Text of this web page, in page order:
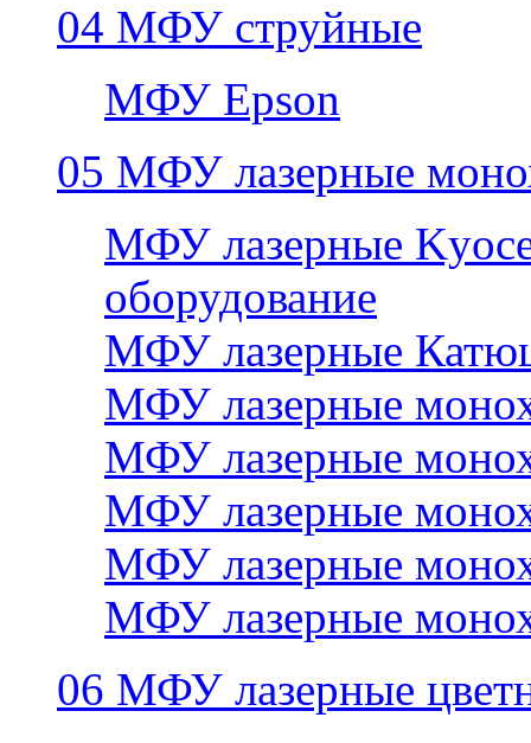
04 МФУ струйные
МФУ Epson
05 МФУ лазерные
МФУ лазерные
оборудование
МФУ лазерные
МФУ лазерные
МФУ лазерные
МФУ лазерные
МФУ лазерные
МФУ лазерные
06 МФУ лазерные